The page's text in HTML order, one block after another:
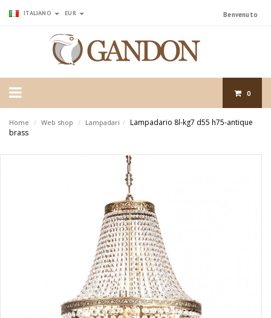
ITALIANO EUR Benvenuto
0
Home / Web shop / Lampadari / Lampadario 8l-kg7 d55 h75-antique
brass